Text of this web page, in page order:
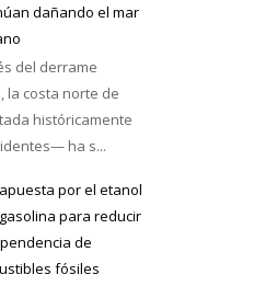
dañando el mar
del derrame
la costa norte de
históricamente
ha s...
por el etanol
para reducir
de
fósiles